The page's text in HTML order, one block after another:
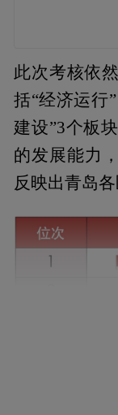
此次考核依
括“经济运行
建设”3个板
的发展能力
反映出青岛